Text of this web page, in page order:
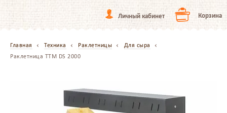
Личный кабинет Корзина
Главная Техника Раклетницы
Для сыра
Раклетница TTM DS 2000